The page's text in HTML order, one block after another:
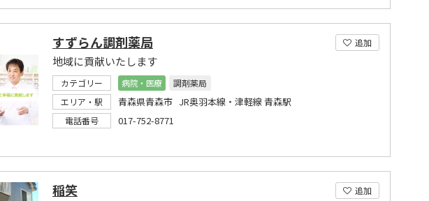
追加
すずらん調剤薬局
地域に貢献いたします
カテゴリー 病院・医療
調剤薬局
エリア・駅
青森県青森市 JR奥羽本線・津軽線 青森駅
電話番号 017-752-8771
追加
稲笑